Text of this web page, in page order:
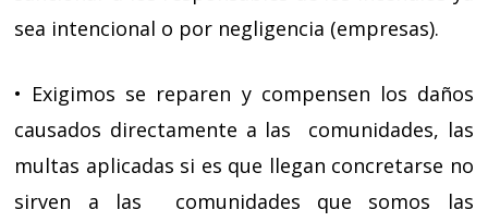
sea intencional o por negligencia (empresas).
• Exigimos se reparen y compensen los daños
causados directamente a las comunidades, las
multas aplicadas si es que llegan concretarse no
sirven a las comunidades que somos las